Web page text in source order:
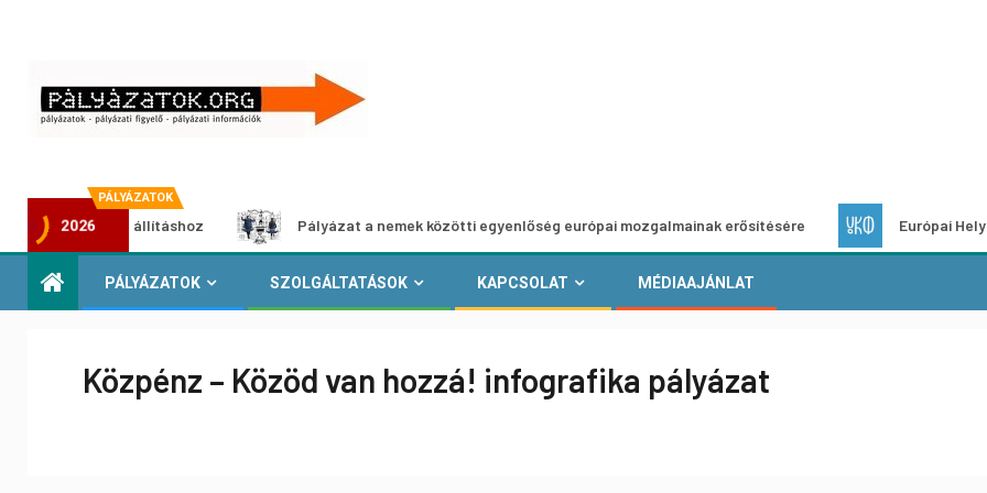
PÁLYÁZATOK
2026
kiállításhoz Pályázat a nemek közötti egyenlőség európai mozgalmainak erősítésére Európai Helyi Kultúra
PÁLYÁZATOK SZOLGÁLTATÁSOK KAPCSOLAT MÉDIAAJÁNLAT
Közpénz – Közöd van hozzá! infografika pályázat